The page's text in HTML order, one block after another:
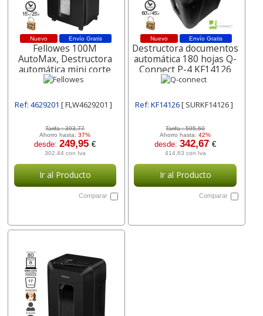
Envío Gratis
Nuevo
Fellowes 100M
AutoMax, Destructora
automática mini corte
4629201
Ref: 4629201[ FLW4629201 ]
Tarifa :393,77
Ahorro hasta:37%
desde:249,95€
302,44 con Iva
Ir al Producto
Comparar
Envío Gratis
Nuevo
Destructora documentos
automática 180 hojas Q-
Connect P-4 KF14126
Ref: KF14126[ SURKF14126 ]
Tarifa :595,60
Ahorro hasta:42%
desde:342,67€
414,63 con Iva
Ir al Producto
Comparar